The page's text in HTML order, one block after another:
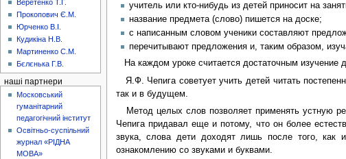
учитель или кто-нибудь из детей приносит на
название предмета (слово) пишется на доске;
с написанным словом ученики составляют
перечитывают предложения и, таким образом,
На каждом уроке считается достаточным изучение
Я.Ф. Чепига советует учить детей читать
так и в будущем.
Метод целых слов позволяет применять устную
Чепига придавал еще и потому, что он более
звука, слова дети доходят лишь после того, как
ознакомлению со звуками и буквами.
Веретенко Т.Г.
Прокопович Є.М.
Юрченко В.І.
Кудикіна Н.В.
Мартиненко С.М.
Бєлєнька Г.В.
наші партнери
Московський
гуманітарний
педагогічний інститут
Освітньо-суспільний
журнал «РІДНА
МОВА»